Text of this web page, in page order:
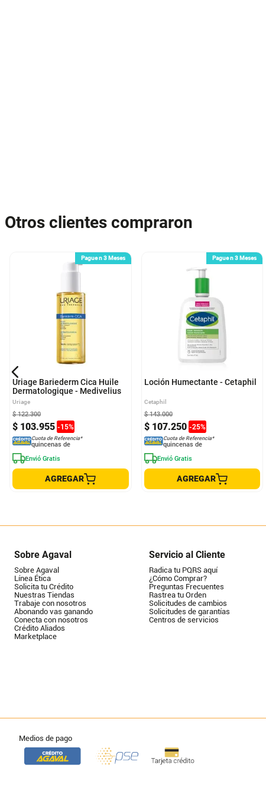
Otros clientes compraron
Pague n 3 Meses
Uriage Bariederm Cica Huile
Dermatologique - Medivelius
Uriage
$ 103.955 -15%
$ 122.300
Cuota de Referencia*
quincenas de
Envió Gratis
AGREGAR
Pague n 3 Meses
Loción Humectante - Cetaphil
Cetaphil
$ 107.250 -25%
$ 143.000
Cuota de Referencia*
quincenas de
Envió Gratis
AGREGAR
Sobre Agaval
Sobre Agaval
Línea Ética
Solicita tu Crédito
Nuestras Tiendas
Trabaje con nosotros
Abonando vas ganando
Conecta con nosotros
Crédito Aliados
Marketplace
Servicio al Cliente
Radica tu PQRS aquí
¿Cómo Comprar?
Preguntas Frecuentes
Rastrea tu Orden
Solicitudes de cambios
Solicitudes de garantías
Centros de servicios
Medios de pago